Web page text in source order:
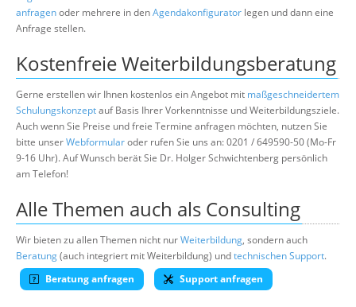
anfragenoder mehrere in denAgendakonfigurator legen und dann eine
Anfrage stellen.
Kostenfreie Weiterbildungsberatung
Gerne erstellen wir Ihnen kostenlos ein Angebot mit maßgeschneidertem
Schulungskonzeptauf Basis Ihrer Vorkenntnisse und Weiterbildungsziele.
Auch wenn Sie Preise und freie Termine anfragen möchten, nutzen Sie
bitte unserWebformularoder rufen Sie uns an: 0201 / 649590-50 (Mo-Fr
9-16 Uhr). Auf Wunsch berät Sie Dr. Holger Schwichtenberg persönlich
am Telefon!
Alle Themen auch als Consulting
Wir bieten zu allen Themen nicht nurWeiterbildung, sondern auch
Beratung(auch integriert mit Weiterbildung) undtechnischen Support.
Beratung anfragen
Support anfragen